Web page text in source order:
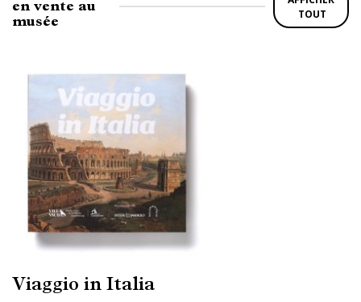
en vente au
musée
TOUT
Viaggio in Italia